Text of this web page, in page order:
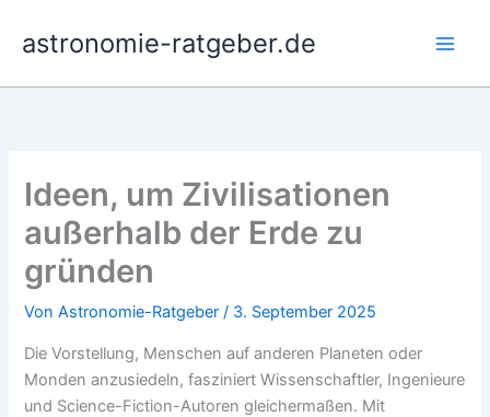
Inhaltastronomie-ratgeber.de
Ideen, um Zivilisationen
außerhalb der Erde zu
gründen
VonAstronomie-Ratgeber/ 3. September 2025
Die Vorstellung, Menschen auf anderen Planeten oder
Monden anzusiedeln, fasziniert Wissenschaftler, Ingenieure
und Science-Fiction-Autoren gleichermaßen. Mit